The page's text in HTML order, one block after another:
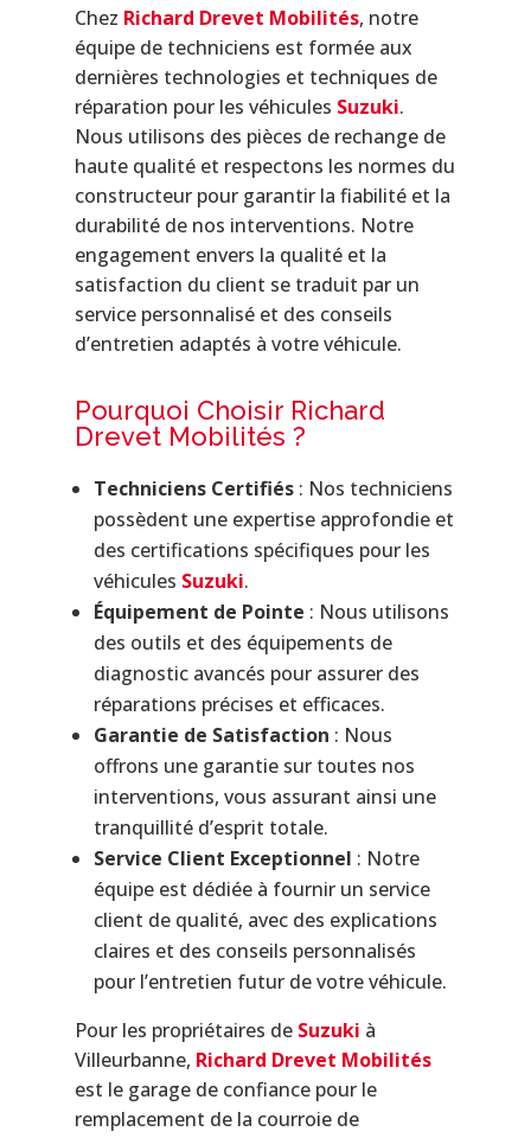
Chez Richard Drevet Mobilités, notre
équipe de techniciens est formée aux
dernières technologies et techniques de
réparation pour les véhicules Suzuki.
Nous utilisons des pièces de rechange de
haute qualité et respectons les normes du
constructeur pour garantir la fiabilité et la
durabilité de nos interventions. Notre
engagement envers la qualité et la
satisfaction du client se traduit par un
service personnalisé et des conseils
d’entretien adaptés à votre véhicule.
Pourquoi Choisir Richard
Drevet Mobilités ?
Techniciens Certifiés: Nos techniciens
possèdent une expertise approfondie et
des certifications spécifiques pour les
véhicules Suzuki.
Équipement de Pointe : Nous utilisons
des outils et des équipements de
diagnostic avancés pour assurer des
réparations précises et efficaces.
Garantie de Satisfaction : Nous
offrons une garantie sur toutes nos
interventions, vous assurant ainsi une
tranquillité d’esprit totale.
Service Client Exceptionnel : Notre
équipe est dédiée à fournir un service
client de qualité, avec des explications
claires et des conseils personnalisés
pour l’entretien futur de votre véhicule.
Pour les propriétaires de Suzuki à
Villeurbanne, Richard Drevet Mobilités
est le garage de confiance pour le
remplacement de la courroie de